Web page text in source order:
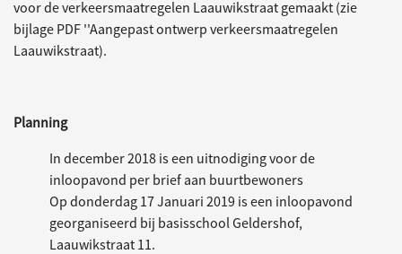
voor de verkeersmaatregelen Laauwikstraat gemaakt (zie
bijlage PDF ''Aangepast ontwerp verkeersmaatregelen
Laauwikstraat).
Planning
In december 2018 is een uitnodiging voor de
inloopavond per brief aan buurtbewoners
Op donderdag 17 Januari 2019 is een inloopavond
georganiseerd bij basisschool Geldershof,
Laauwikstraat 11.